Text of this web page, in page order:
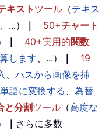
キスト ツール （テキス
、...） ｜ 50+チャート
｜ 40+実用的関数
します 、...） ｜
19
パスから画像を挿
単語に変換する
為替
と分割ツール （高度な
｜ さらに多数